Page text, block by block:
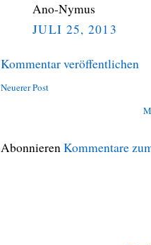
Ano-Nymus
JULI 25, 2013
Kommentar veröffentlichen
Neuerer Post
AbonnierenKommentare